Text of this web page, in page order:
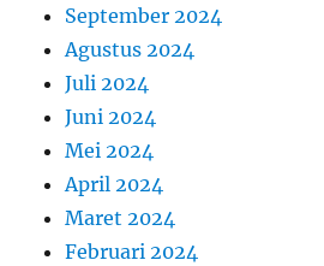
September 2024
Agustus 2024
Juli 2024
Juni 2024
Mei 2024
April 2024
Maret 2024
Februari 2024